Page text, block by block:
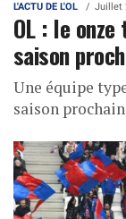
L'ACTU DE L'OL Juillet
OL : le
saison
Une équipe
saison